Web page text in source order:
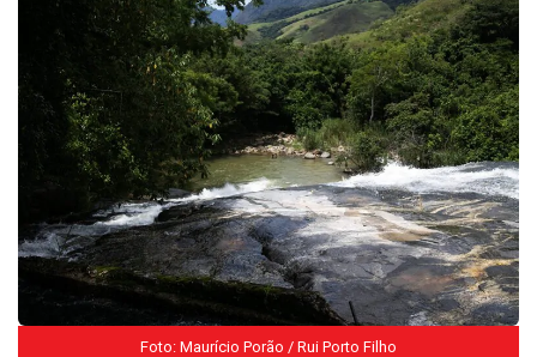
Foto: Maurício Porão / Rui Porto Filho